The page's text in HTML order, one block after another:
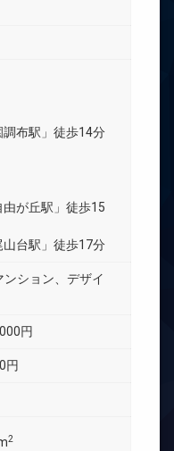
布駅」徒歩14分
が丘駅」徒歩15
台駅」徒歩17分
ンション、デザイ
円
円
2